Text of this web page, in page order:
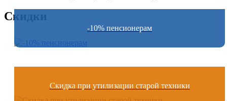
Скидки
-10% пенсионерам
Скидка при утилизации старой техники